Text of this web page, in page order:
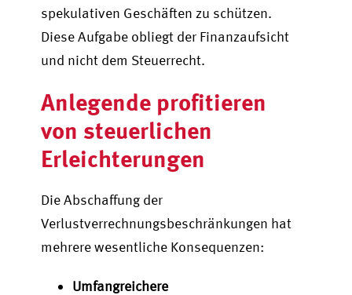
spekulativen Geschäften zu schützen.
Diese Aufgabe obliegt der Finanzaufsicht
und nicht dem Steuerrecht.
Anlegende profitieren
von steuerlichen
Erleichterungen
Die Abschaffung der
Verlustverrechnungsbeschränkungen hat
mehrere wesentliche Konsequenzen:
Umfangreichere